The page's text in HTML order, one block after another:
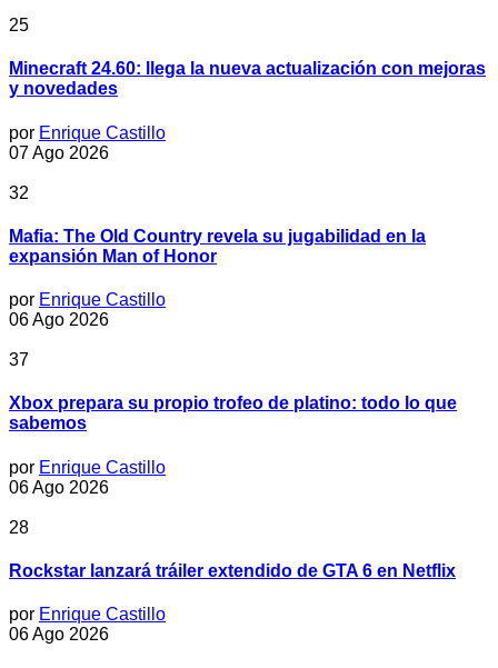
25
Minecraft 24.60: llega la nueva actualización con mejoras
y novedades
por Enrique Castillo
07 Ago 2026
32
Mafia: The Old Country revela su jugabilidad en la
expansión Man of Honor
por Enrique Castillo
06 Ago 2026
37
Xbox prepara su propio trofeo de platino: todo lo que
sabemos
por Enrique Castillo
06 Ago 2026
28
Rockstar lanzará tráiler extendido de GTA 6 en Netflix
por Enrique Castillo
06 Ago 2026